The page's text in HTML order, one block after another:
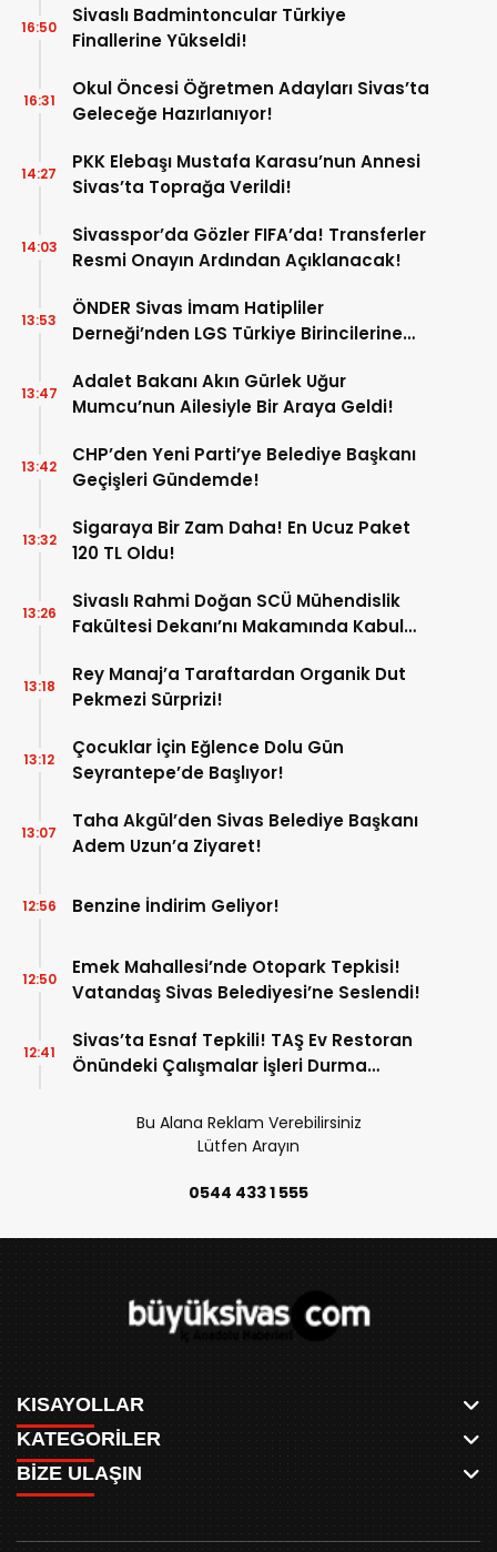
Sivaslı Badmintoncular Türkiye
Finallerine Yükseldi!
16:50
Okul Öncesi Öğretmen Adayları Sivas’ta
Geleceğe Hazırlanıyor!
16:31
PKK Elebaşı Mustafa Karasu’nun Annesi
Sivas’ta Toprağa Verildi!
14:27
Sivasspor’da Gözler FIFA’da! Transferler
Resmi Onayın Ardından Açıklanacak!
14:03
ÖNDER Sivas İmam Hatipliler
Derneği’nden LGS Türkiye Birincilerine
13:53
Adalet Bakanı Akın Gürlek Uğur
Mumcu’nun Ailesiyle Bir Araya Geldi!
13:47
CHP’den Yeni Parti’ye Belediye Başkanı
Geçişleri Gündemde!
13:42
Sigaraya Bir Zam Daha! En Ucuz Paket
120 TL Oldu!
13:32
Sivaslı Rahmi Doğan SCÜ Mühendislik
Fakültesi Dekanı’nı Makamında Kabul
13:26
Rey Manaj’a Taraftardan Organik Dut
Pekmezi Sürprizi!
13:18
Çocuklar İçin Eğlence Dolu Gün
Seyrantepe’de Başlıyor!
13:12
Taha Akgül’den Sivas Belediye Başkanı
Adem Uzun’a Ziyaret!
13:07
Benzine İndirim Geliyor!
12:56
Emek Mahallesi’nde Otopark Tepkisi!
Vatandaş Sivas Belediyesi’ne Seslendi!
12:50
Sivas’ta Esnaf Tepkili! TAŞ Ev Restoran
Önündeki Çalışmalar İşleri Durma
12:41
Bu Alana Reklam Verebilirsiniz
Lütfen Arayın
0544 433 1 555
KISAYOLLAR
ANASAYFA
AKSU CANLI
MEYDAN CANLI
MEDRESELER CANLI
KATEGORİLER
WHATSAPP
SPOR
SİYASET
BİZE ULAŞIN
0346 221 00 60